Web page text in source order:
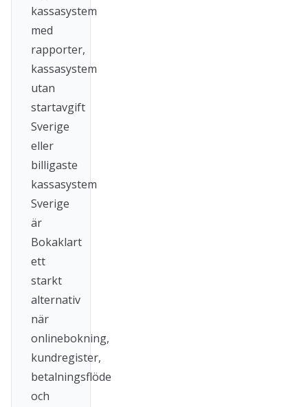
kassasystem
med
rapporter,
kassasystem
utan
startavgift
Sverige
eller
billigaste
kassasystem
Sverige
är
Bokaklart
ett
starkt
alternativ
när
onlinebokning,
kundregister,
betalningsflöde
och